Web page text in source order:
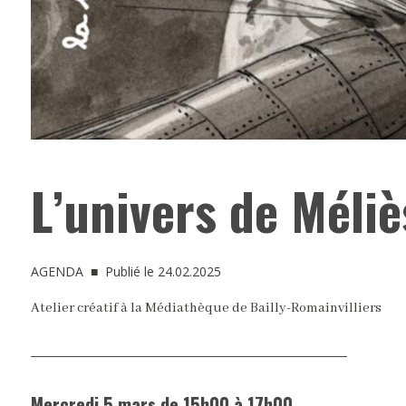
L’univers de
AGENDA■ Publié le 24.02.2025
Atelier créatif à la Médiathèque de Bailly-Romainvilliers